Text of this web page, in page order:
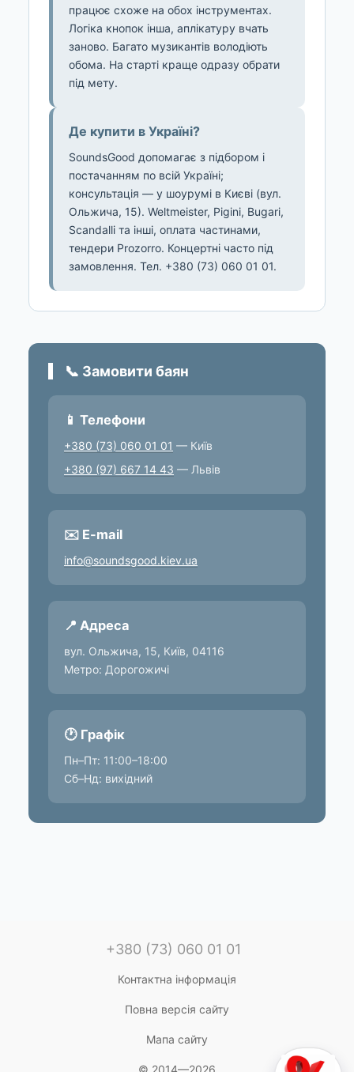
працює схоже на обох інструментах.
Логіка кнопок інша, аплікатуру вчать
заново. Багато музикантів володіють
обома. На старті краще одразу обрати
під мету.
Де купити в Україні?
SoundsGood допомагає з підбором і
постачанням по всій Україні;
консультація — у шоурумі в Києві (вул.
Ольжича, 15). Weltmeister, Pigini, Bugari,
Scandalli та інші, оплата частинами,
тендери Prozorro. Концертні часто під
замовлення. Тел. +380 (73) 060 01 01.
📞 Замовити баян
📱 Телефони
+380 (73) 060 01 01 — Київ
+380 (97) 667 14 43 — Львів
✉️ E-mail
info@soundsgood.kiev.ua
📍 Адреса
вул. Ольжича, 15, Київ, 04116
Метро: Дорогожичі
🕐 Графік
Пн–Пт: 11:00–18:00
Сб–Нд: вихідний
+380 (73) 060 01 01
Контактна інформація
Повна версія сайту
Мапа сайту